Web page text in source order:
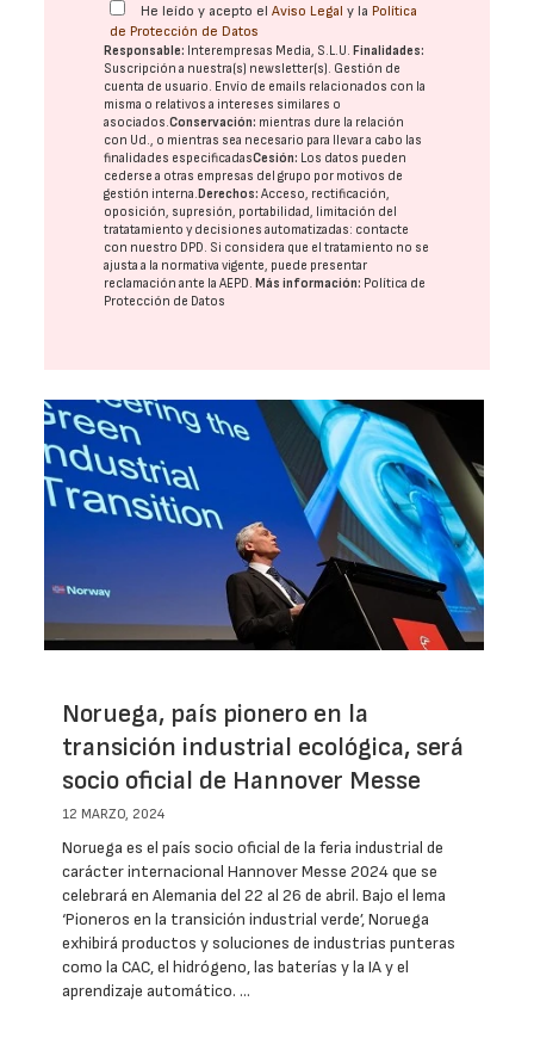
He leído y acepto elAviso Legal y la Política
de Protección de Datos
Responsable: Interempresas Media, S.L.U.Finalidades:
Suscripción a nuestra(s) newsletter(s). Gestión de
cuenta de usuario. Envío de emails relacionados con la
misma o relativos a intereses similares o
asociados.Conservación: mientras dure la relación
con Ud., o mientras sea necesario para llevar a cabo las
finalidades especificadasCesión: Los datos pueden
cederse a otras empresas del grupo por motivos de
gestión interna.Derechos: Acceso, rectificación,
oposición, supresión, portabilidad, limitación del
tratatamiento y decisiones automatizadas: contacte
con nuestro DPD . Si considera que el tratamiento no se
ajusta a la normativa vigente, puede presentar
reclamación ante laAEPD .Más información: Política de
Protección de Datos
Noruega, país pionero en la
transición industrial ecológica, será
socio oficial de Hannover Messe
12 MARZO, 2024
Noruega es el país socio oficial de la feria industrial de
carácter internacional Hannover Messe 2024 que se
celebrará en Alemania del 22 al 26 de abril. Bajo el lema
‘Pioneros en la transición industrial verde’, Noruega
exhibirá productos y soluciones de industrias punteras
como la CAC, el hidrógeno, las baterías y la IA y el
aprendizaje automático. …